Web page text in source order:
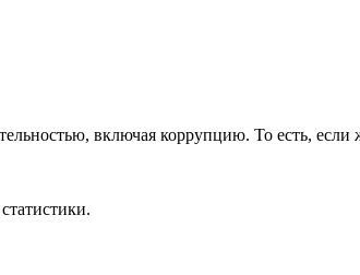
включая коррупцию. То есть,